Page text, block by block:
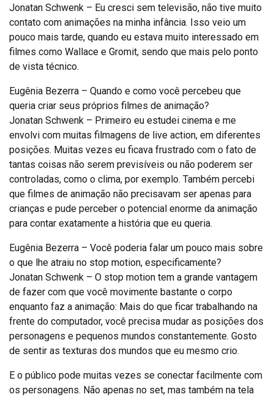
Jonatan Schwenk – Eu cresci sem televisão, não tive muito
contato com animações na minha infância. Isso veio um
pouco mais tarde, quando eu estava muito interessado em
filmes como Wallace e Gromit, sendo que mais pelo ponto
de vista técnico.
Eugênia Bezerra – Quando e como você percebeu que
queria criar seus próprios filmes de animação?
Jonatan Schwenk – Primeiro eu estudei cinema e me
envolvi com muitas filmagens de live action, em diferentes
posições. Muitas vezes eu ficava frustrado com o fato de
tantas coisas não serem previsíveis ou não poderem ser
controladas, como o clima, por exemplo. Também percebi
que filmes de animação não precisavam ser apenas para
crianças e pude perceber o potencial enorme da animação
para contar exatamente a história que eu queria.
Eugênia Bezerra – Você poderia falar um pouco mais sobre
o que lhe atraiu no stop motion, especificamente?
Jonatan Schwenk – O stop motion tem a grande vantagem
de fazer com que você movimente bastante o corpo
enquanto faz a animação: Mais do que ficar trabalhando na
frente do computador, você precisa mudar as posições dos
personagens e pequenos mundos constantemente. Gosto
de sentir as texturas dos mundos que eu mesmo crio.
E o público pode muitas vezes se conectar facilmente com
os personagens. Não apenas no set, mas também na tela